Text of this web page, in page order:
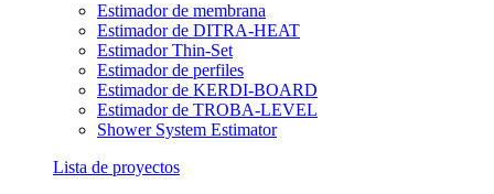
Estimador de membrana
Estimador de DITRA-HEAT
Estimador Thin-Set
Estimador de perfiles
Estimador de KERDI-BOARD
Estimador de TROBA-LEVEL
Shower System Estimator
Lista de proyectos